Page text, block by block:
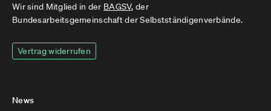
Wir sind Mitglied in der BAGSV, der
Bundesarbeitsgemeinschaft der Selbstständigenverbände.
Vertrag widerrufen
News